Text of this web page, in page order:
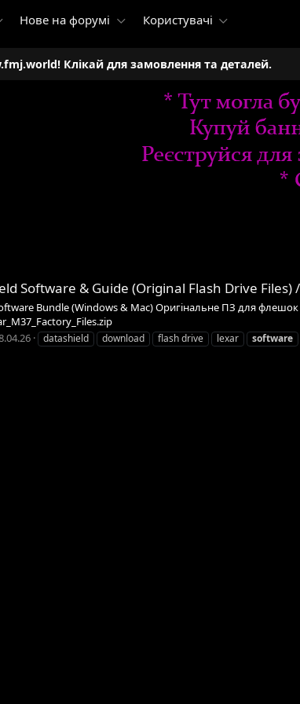
Нове на форумі Користувачі
Клікай для замовлення та деталей.
Software & Guide (Original Flash Drive Files)
Bundle (Windows & Mac) Оригінальне ПЗ для
datashield download flash drive lexar software